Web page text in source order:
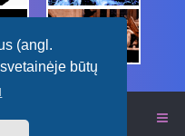
(angl.
būtų